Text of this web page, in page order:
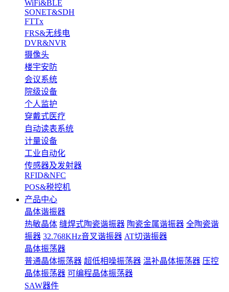
WiFi&BLE
SONET&SDH
FTTx
FRS&无线电
DVR&NVR
摄像头
楼宇安防
会议系统
院级设备
个人监护
穿戴式医疗
自动读表系统
计量设备
工业自动化
传感器及发射器
RFID&NFC
POS&税控机
产品中心
晶体谐振器
热敏晶体 缝焊式陶瓷谐振器 陶瓷金属谐振器 全陶瓷谐
振器 32.768KHz音叉谐振器 AT切谐振器
晶体振荡器
普通晶体振荡器 超低相噪振荡器 温补晶体振荡器 压控
晶体振荡器 可编程晶体振荡器
SAW器件